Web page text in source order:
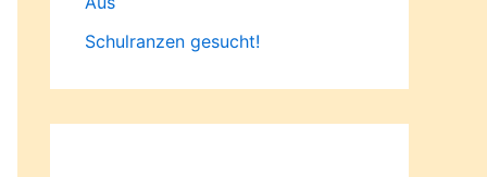
Schulranzen gesucht!